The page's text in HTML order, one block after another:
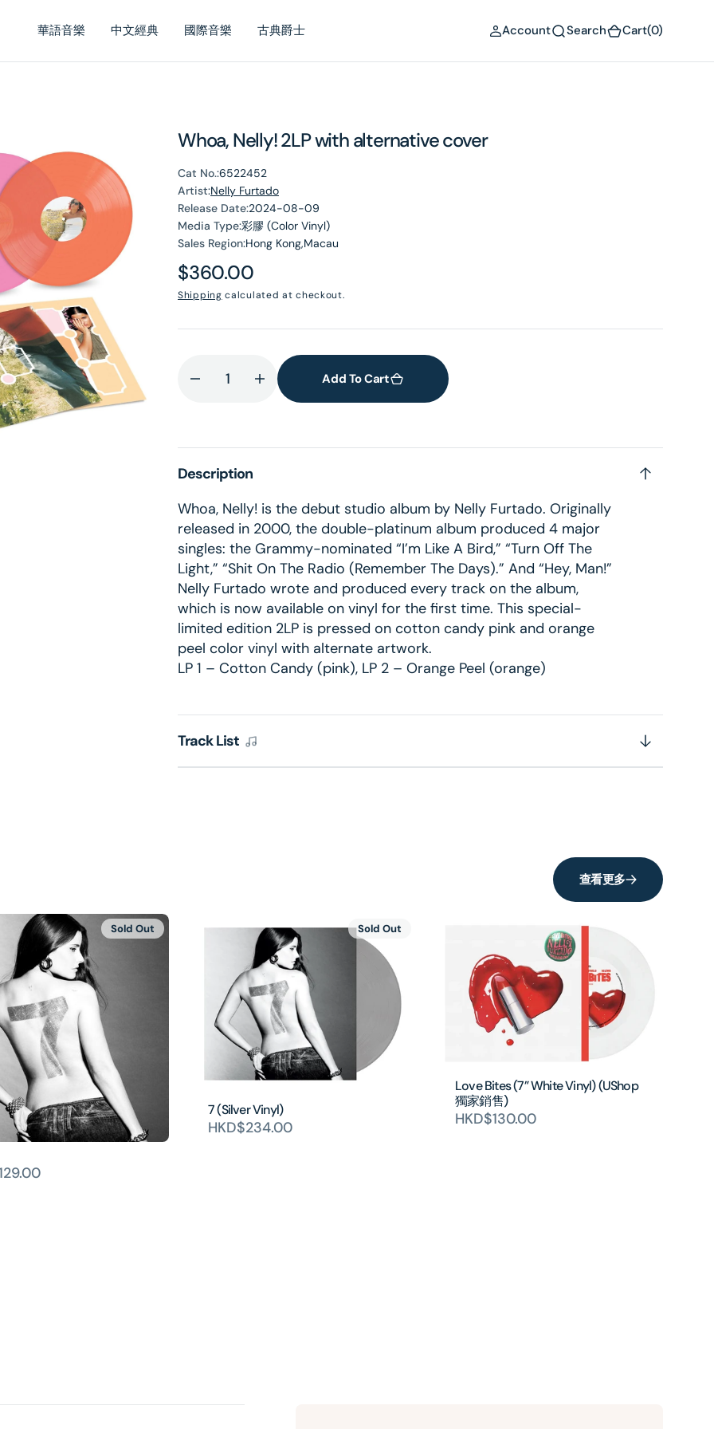
華語音樂 中文經典 國際音樂 古典爵士 Account Search Cart(0)
Whoa, Nelly! 2LP with alternative cover
Cat No.:6522452
Artist:Nelly Furtado
Release Date:2024-08-09
Media Type:彩膠 (Color Vinyl)
Sales Region:Hong Kong,Macau
Regular
price
$360.00
Shipping calculated at checkout.
Decrease
Whoa,
Nelly!
2LP
with
alternative
cover
Increase
quantity
Whoa,
with
alternative
cover
Add To Cart
Description
Whoa, Nelly! is the debut studio album by Nelly Furtado. Originally
released in 2000, the double-platinum album produced 4 major
singles: the Grammy-nominated “I’m Like A Bird,” “Turn Off The
Light,” “Shit On The Radio (Remember The Days).” And “Hey, Man!”
Nelly Furtado wrote and produced every track on the album,
which is now available on vinyl for the first time. This special-
limited edition 2LP is pressed on cotton candy pink and orange
peel color vinyl with alternate artwork.
LP 1 – Cotton Candy (pink), LP 2 – Orange Peel (orange)
Track List
查看更多
Sold Out
7 (Silver Vinyl)
HKD$234.00
Sold Out
Love Bites (7” White Vinyl) (UShop
獨家銷售)
HKD$130.00